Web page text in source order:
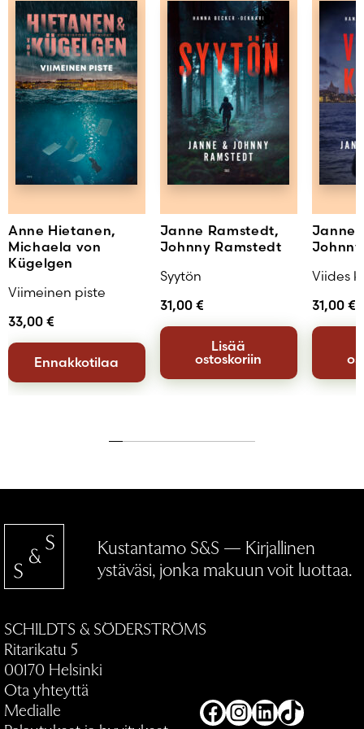
Anne Hietanen,
Michaela von
Kügelgen
Viimeinen piste
33,00 €
Ennakkotilaa
Janne Ramstedt,
Johnny Ramstedt
Syytön
31,00 €
Lisää
ostoskoriin
Janne
Viides
31,00 €
Kustantamo S&S — Kirjallinen
ystäväsi, jonka makuun voit luottaa.
SCHILDTS & SÖDERSTRÖMS
Ritarikatu 5
00170 Helsinki
Ota yhteyttä
Medialle
Facebook
Instagram
LinkedIn
TikTok